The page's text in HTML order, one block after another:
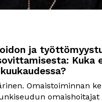
ja
Kuka
Omaistoiminnan
omaishoitajat